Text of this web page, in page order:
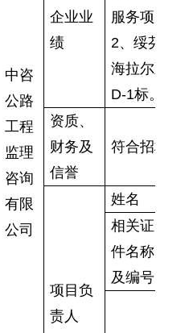
中咨
公路
工程
监理
咨询
有限
公司
企业业
绩
服务项目；
2、绥芬河
海拉尔至满
D-1标。
资质、
财务及
信誉
符合招标文
项目负
责人
姓名
相关证
件名称
及编号